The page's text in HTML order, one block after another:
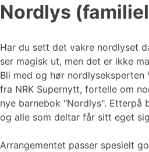
Nordlys
Har du sett det vakre nordlyset
ser magisk ut, men det er ikke
Bli med og hør nordlyseksperten
fra NRK Supernytt, fortelle om
nye barnebok "Nordlys". Etterpå
og alle som deltar får sitt eget
Arrangementet passer spesielt